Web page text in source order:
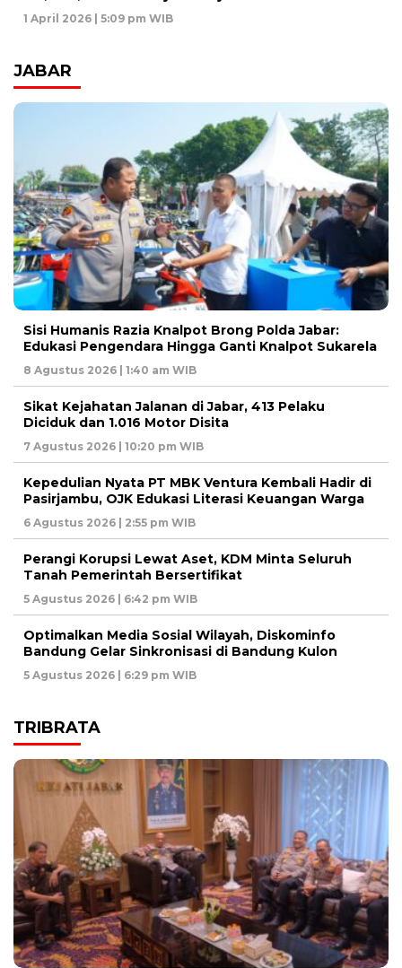
1 April 2026 | 5:09 pm WIB
JABAR
Sisi Humanis Razia Knalpot Brong Polda Jabar:
Edukasi Pengendara Hingga Ganti Knalpot Sukarela
8 Agustus 2026 | 1:40 am WIB
Sikat Kejahatan Jalanan di Jabar, 413 Pelaku
Diciduk dan 1.016 Motor Disita ‎
7 Agustus 2026 | 10:20 pm WIB
Kepedulian Nyata PT MBK Ventura Kembali Hadir di
Pasirjambu, OJK Edukasi Literasi Keuangan Warga
6 Agustus 2026 | 2:55 pm WIB
Perangi Korupsi Lewat Aset, KDM Minta Seluruh
Tanah Pemerintah Bersertifikat
5 Agustus 2026 | 6:42 pm WIB
Optimalkan Media Sosial Wilayah, Diskominfo
Bandung Gelar Sinkronisasi di Bandung Kulon
5 Agustus 2026 | 6:29 pm WIB
TRIBRATA